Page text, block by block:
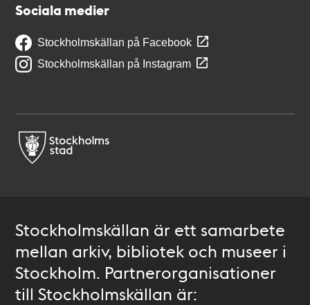
Sociala medier
Stockholmskällan på Facebook
Stockholmskällan på Instagram
Stockholmskällan är ett samarbete
mellan arkiv, bibliotek och museer i
Stockholm. Partnerorganisationer
till Stockholmskällan är: